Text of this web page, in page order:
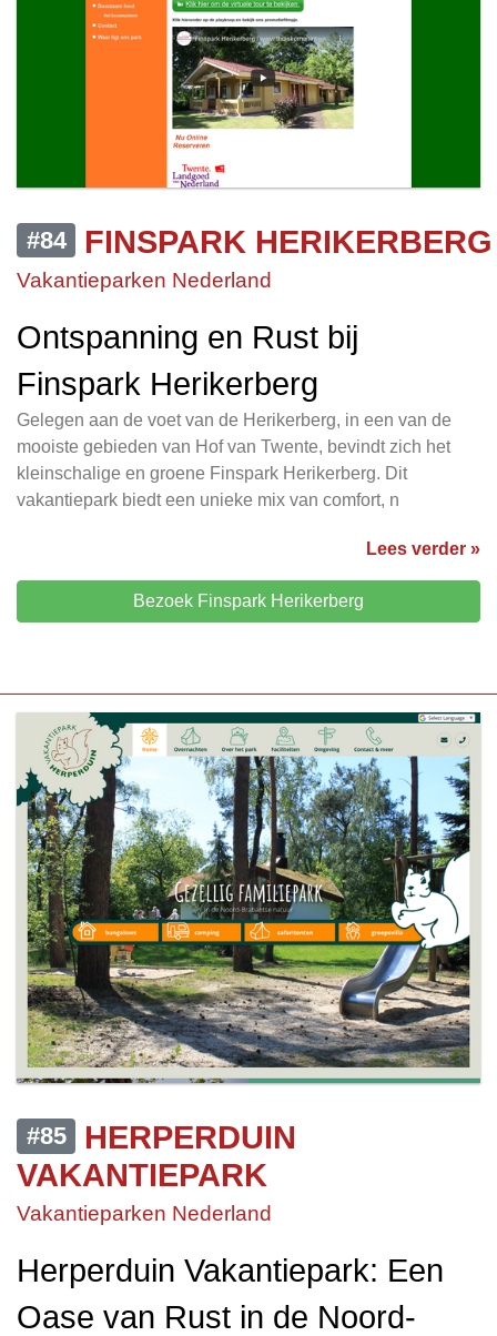
#84 FINSPARK HERIKERBERG
Vakantieparken Nederland
Ontspanning en Rust bij
Finspark Herikerberg
Gelegen aan de voet van de Herikerberg, in een van de
mooiste gebieden van Hof van Twente, bevindt zich het
kleinschalige en groene Finspark Herikerberg. Dit
vakantiepark biedt een unieke mix van comfort, n
Lees verder »
Bezoek Finspark Herikerberg
#85
HERPERDUIN
VAKANTIEPARK
Vakantieparken Nederland
Herperduin Vakantiepark: Een
Oase van Rust in de Noord-